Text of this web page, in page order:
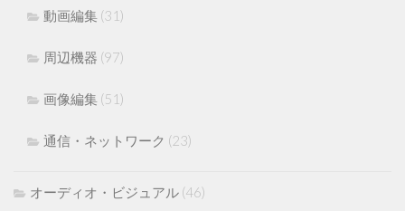
動画編集 (31)
周辺機器 (97)
画像編集 (51)
通信・ネットワーク (23)
オーディオ・ビジュアル (46)